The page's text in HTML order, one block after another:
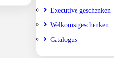
Executive geschenken
Welkomstgeschenken
Catalogus